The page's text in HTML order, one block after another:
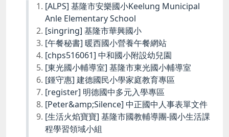
[ALPS] 基隆市安樂國小Keelung Municipal
Anle Elementary School
[singring] 基隆市華興國小
[午餐秘書] 暖西國小營養午餐網站
[chps516061] 中和國小附設幼兒園
[東光國小輔導室] 基隆市東光國小輔導室
[鍾守惠] 建德國民小學家庭教育專區
[register] 明德國中多元入學專區
[Peter&amp;Silence] 中正國中人事表單文件
[生活火焰寶寶] 基隆市國教輔導團-國小生活課
程學習領域小組